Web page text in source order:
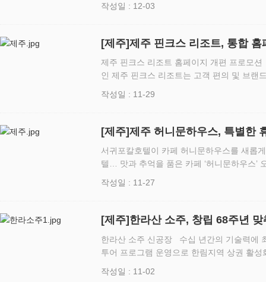
아왔다. 낮에 봐도…
작성일 : 12-03
[제주]제주 핀크스 리조트, 통합
트 실시
제주 핀크스 리조트 홈페이지 개편 프로모
인 제주 핀크스 리조트는 고객 편의 및 브랜
양한…
작성일 : 11-29
[제주]제주 허니문하우스, 특별한
서귀포칼호텔이 카페 허니문하우스를 새
텔… 맛과 추억을 품은 카페 ‘허니문하우스’
서귀포칼호텔은…
작성일 : 11-27
[제주]한라산 소주, 창립 68주년
한라산 소주 신공장 수십 년간의 기술력에
투어 프로그램 운영으로 한림지역 상권 활성화 기대 제주의 대표 주
이번 신공장 준공…
작성일 : 11-02